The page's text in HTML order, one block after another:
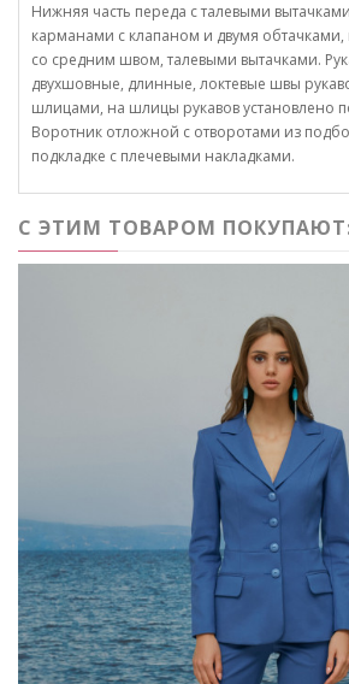
Нижняя часть переда с талевыми
карманами с клапаном и двумя обтачками,
со средним швом, талевыми вытачками.
двухшовные, длинные, локтевые швы
шлицами, на шлицы рукавов установлено
Воротник отложной с отворотами из
подкладке с плечевыми накладками.
С ЭТИМ ТОВАРОМ